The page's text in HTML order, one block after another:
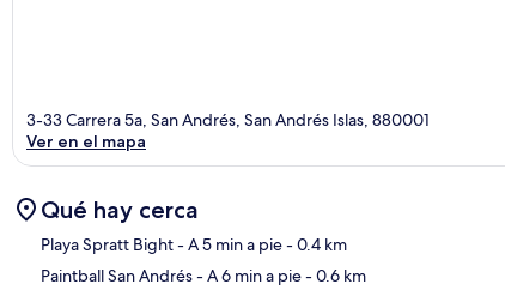
3-33 Carrera 5a, San Andrés, San Andrés Islas, 880001
Ver en el mapa
Qué hay cerca
Playa Spratt Bight- A 5 min a pie- 0.4 km
Paintball San Andrés- A 6 min a pie- 0.6 km